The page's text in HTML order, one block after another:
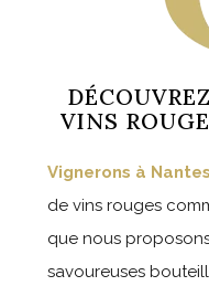
VINS
Vignerons à Nantes
de vins rouges
que nous
savoureuses